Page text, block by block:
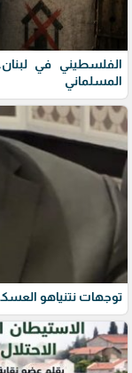
الفلسطيني في
المسلماني
توجهات نتنياهو